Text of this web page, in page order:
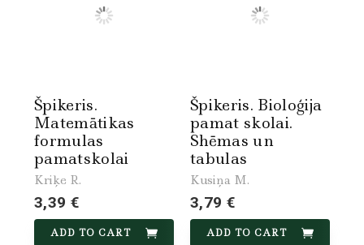
Špikeris.
Matemātikas
formulas
pamatskolai
Kriķe R.
3,39 €
ADD TO CART
Špikeris. Bioloģija
pamat skolai.
Shēmas un
tabulas
Kusiņa M.
3,79 €
ADD TO CART